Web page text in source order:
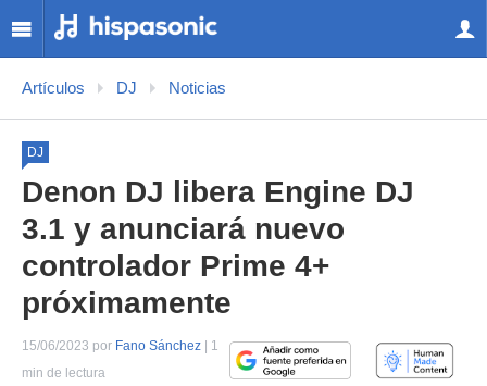
Artículos DJ Noticias
DJ
Denon DJ libera Engine DJ
3.1 y anunciará nuevo
controlador Prime 4+
próximamente
15/06/2023 por Fano Sánchez | 1
min de lectura